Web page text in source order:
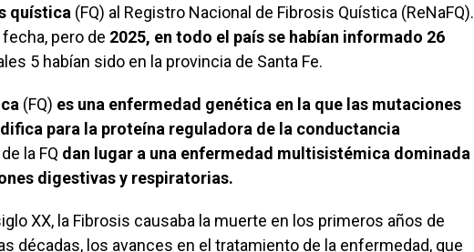
quística (FQ) al Registro Nacional de Fibrosis Quística (ReNaFQ).
pero de 2025, en todo el país se habían informado 26
5 habían sido en la provincia de Santa Fe.
(FQ) es una enfermedad genética en la que las mutaciones
para la proteína reguladora de la conductancia
de la FQ dan lugar a una enfermedad multisistémica dominada
digestivas y respiratorias.
XX, la Fibrosis causaba la muerte en los primeros años de
décadas, los avances en el tratamiento de la enfermedad, que